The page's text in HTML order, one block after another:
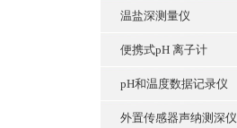
温盐深测量仪
便携式pH 离子计
pH和温度数据记录仪
外置传感器声纳测深仪